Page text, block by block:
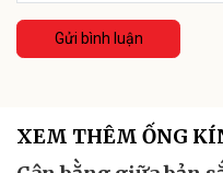
Gửi bình luận
XEM THÊM ỐNG